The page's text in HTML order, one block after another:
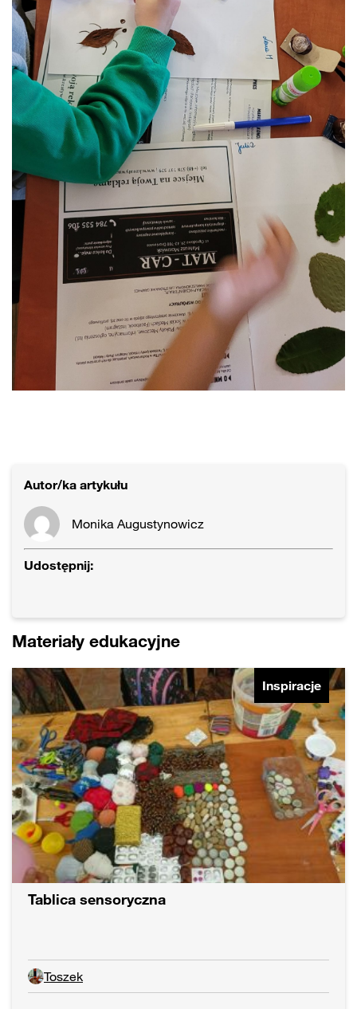
Autor/ka artykułu
Monika Augustynowicz
Udostępnij:
Materiały edukacyjne
Inspiracje
Tablica sensoryczna
Toszek